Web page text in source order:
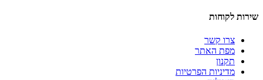
שירות לקוחות
צרו קשר
מפת האתר
תקנון
מדיניות הפרטיות